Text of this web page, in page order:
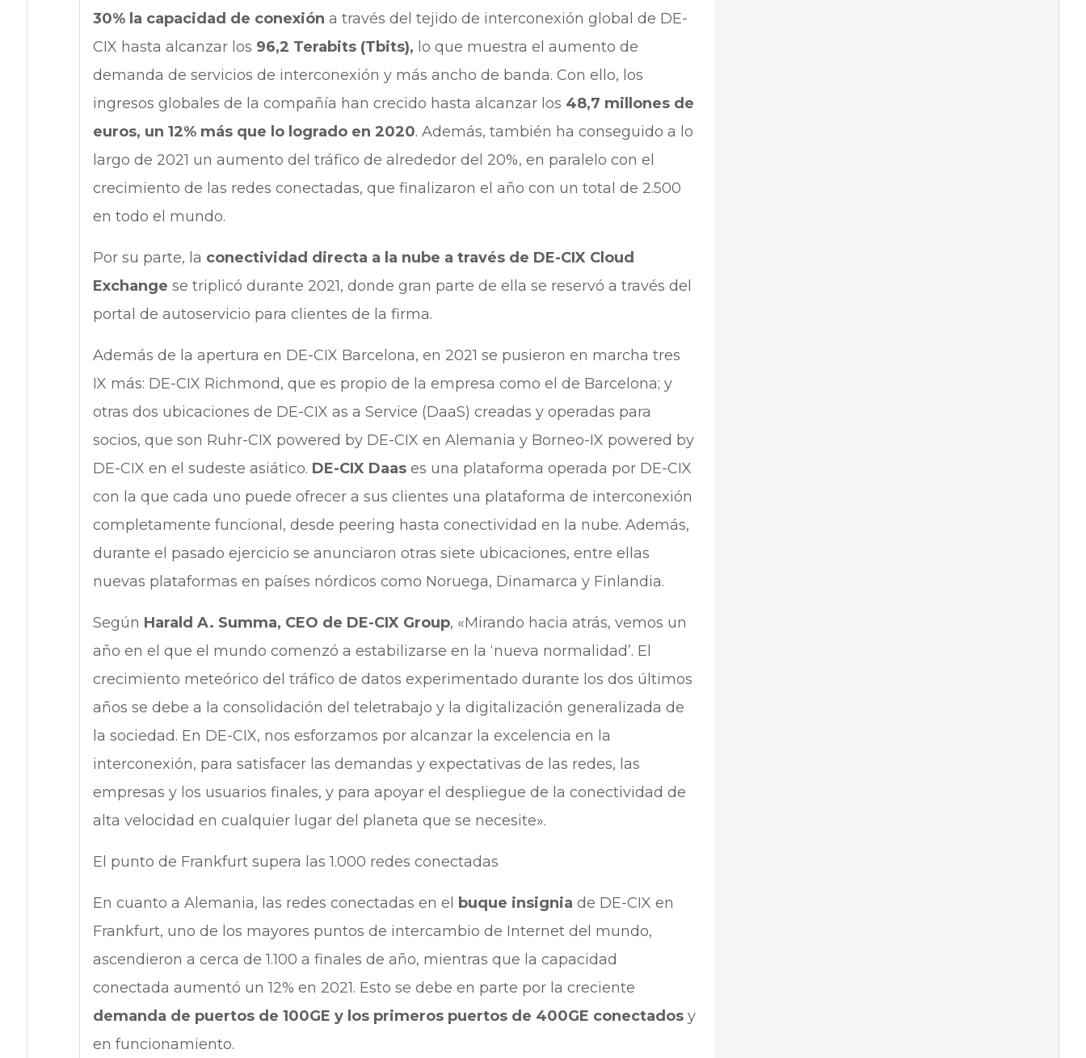
30% la capacidad de conexión a través del tejido de interconexión global de DE-
CIX hasta alcanzar los 96,2 Terabits (Tbits), lo que muestra el aumento de
demanda de servicios de interconexión y más ancho de banda. Con ello, los
ingresos globales de la compañía han crecido hasta alcanzar los 48,7 millones de
euros, un 12% más que lo logrado en 2020. Además, también ha conseguido a lo
largo de 2021 un aumento del tráfico de alrededor del 20%, en paralelo con el
crecimiento de las redes conectadas, que finalizaron el año con un total de 2.500
en todo el mundo.
Por su parte, la conectividad directa a la nube a través de DE-CIX Cloud
Exchange se triplicó durante 2021, donde gran parte de ella se reservó a través del
portal de autoservicio para clientes de la firma.
Además de la apertura en DE-CIX Barcelona, en 2021 se pusieron en marcha tres
IX más: DE-CIX Richmond, que es propio de la empresa como el de Barcelona; y
otras dos ubicaciones de DE-CIX as a Service (DaaS) creadas y operadas para
socios, que son Ruhr-CIX powered by DE-CIX en Alemania y Borneo-IX powered by
DE-CIX en el sudeste asiático. DE-CIX Daases una plataforma operada por DE-CIX
con la que cada uno puede ofrecer a sus clientes una plataforma de interconexión
completamente funcional, desde peering hasta conectividad en la nube. Además,
durante el pasado ejercicio se anunciaron otras siete ubicaciones, entre ellas
nuevas plataformas en países nórdicos como Noruega, Dinamarca y Finlandia.
Según Harald A. Summa, CEO de DE-CIX Group, «Mirando hacia atrás, vemos un
año en el que el mundo comenzó a estabilizarse en la ‘nueva normalidad’. El
crecimiento meteórico del tráfico de datos experimentado durante los dos últimos
años se debe a la consolidación del teletrabajo y la digitalización generalizada de
la sociedad. En DE-CIX, nos esforzamos por alcanzar la excelencia en la
interconexión, para satisfacer las demandas y expectativas de las redes, las
empresas y los usuarios finales, y para apoyar el despliegue de la conectividad de
alta velocidad en cualquier lugar del planeta que se necesite».
El punto de Frankfurt supera las 1.000 redes conectadas
En cuanto a Alemania, las redes conectadas en el buque insignia de DE-CIX en
Frankfurt, uno de los mayores puntos de intercambio de Internet del mundo,
ascendieron a cerca de 1.100 a finales de año, mientras que la capacidad
conectada aumentó un 12% en 2021. Esto se debe en parte por la creciente
demanda de puertos de 100GE y los primeros puertos de 400GE conectadosy
en funcionamiento.